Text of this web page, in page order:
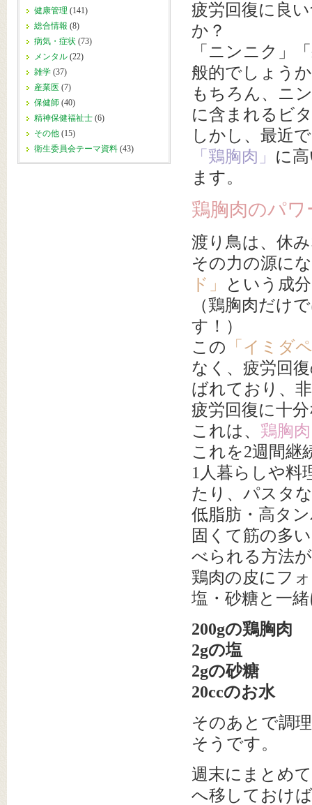
健康管理 (141)
総合情報 (8)
病気・症状 (73)
メンタル (22)
雑学 (37)
産業医 (7)
保健師 (40)
精神保健福祉士 (6)
その他 (15)
衛生委員会テーマ資料 (43)
疲労回復に良
か？
「ニンニク」
般的でしょう
もちろん、ニ
に含まれるビ
しかし、最近
「鶏胸肉」 に
ます。
鶏胸肉のパワ
渡り鳥は、休
その力の源に
ド」
という成
（鶏胸肉だけ
す！）
この 「イミダ
なく、疲労回
ばれており、
疲労回復に十
これは、 鶏胸
これを2週間継
1人暮らしや料
たり、パスタ
低脂肪・高タ
固くて筋の多
べられる方法
鶏肉の皮にフ
塩・砂糖と一
200gの鶏胸肉
2gの塩
2gの砂糖
20ccのお水
そのあとで調
そうです。
週末にまとめ
へ移しておけ